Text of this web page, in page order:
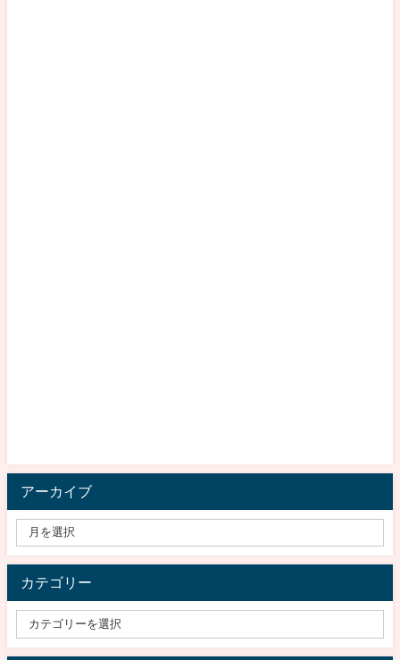
アーカイブ
カテゴリー